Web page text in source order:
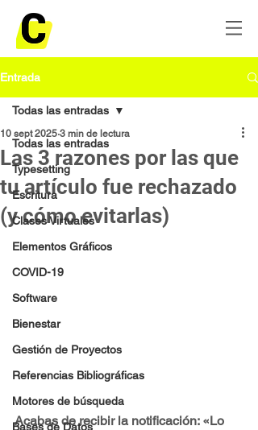
Entrada
Todas las entradas
Typesetting
Escritura
Clases Virtuales
Elementos Gráficos
COVID-19
Software
Bienestar
Gestión de Proyectos
Referencias Bibliográficas
Motores de búsqueda
Bases de Datos
Todas las entradas
Las 3 razones por las que
tu artículo fue rechazado
(y cómo evitarlas)
10 sept 2025 3 min de lectura
Acabas de recibir la notificación: «Lo